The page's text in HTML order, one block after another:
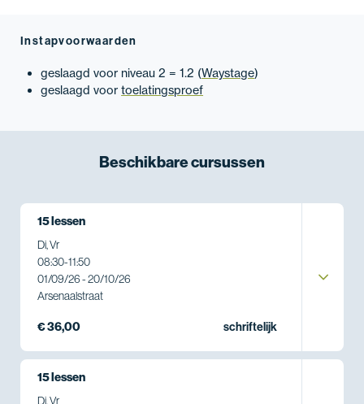
Instapvoorwaarden
geslaagd voor niveau 2 = 1.2 (Waystage)
geslaagd voortoelatingsproef
Beschikbarecursussen
15 lessen
Di, Vr
08:30-11:50
01/09/26 - 20/10/26
Arsenaalstraat
€ 36,00 schriftelijk
15 lessen
Di, Vr